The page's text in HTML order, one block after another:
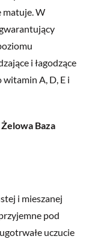
matuje. W
i łagodzące
witamin A, D, E i
Baza
i mieszanej
pod
uczucie